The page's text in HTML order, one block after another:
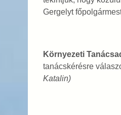
Gergelyt
Környezeti
tanácskérésre
Katalin)